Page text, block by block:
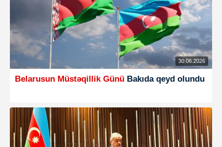
30.06.2026
Belarusun Müstəqillik Günü Bakıda qeyd olundu